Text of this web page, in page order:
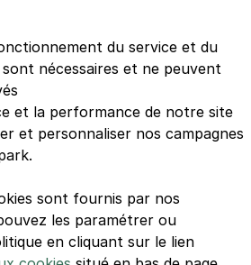
110 km/h sur autoroute réduit votre
droits réservés - Fabriqué avec soin à
du service et du
sont nécessaires et ne peuvent
et la performance de notre site
et personnaliser nos campagnes
sont fournis par nos
les paramétrer ou
en cliquant sur le lien